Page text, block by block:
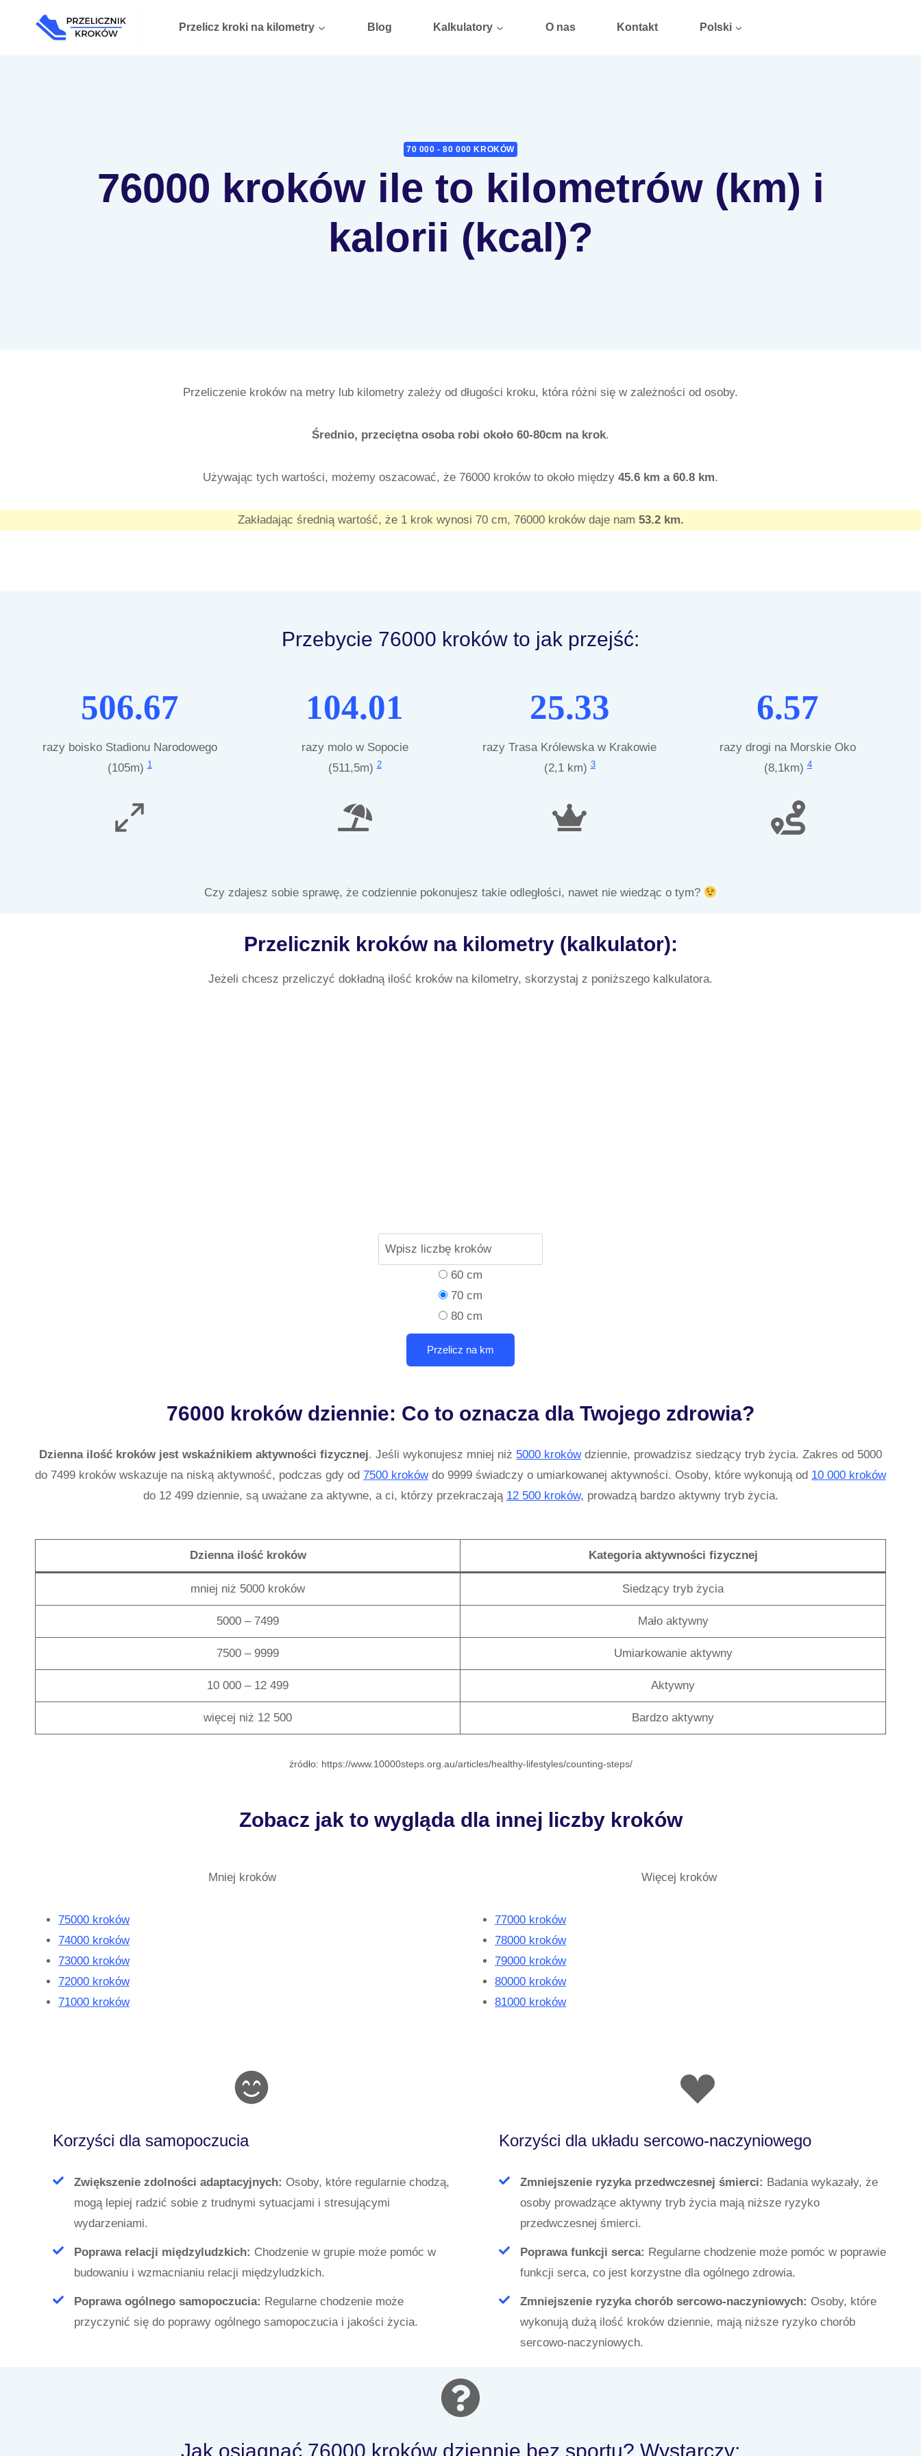
Przelicz kroki na kilometry Blog Kalkulatory O nas Kontakt Polski
70 000 - 80 000 KROKÓW
76000 kroków ile to kilometrów (km) i
kalorii (kcal)?
Przeliczenie kroków na metry lub kilometry zależy od długości kroku, która różni się w zależności od osoby.
Średnio, przeciętna osoba robi około 60-80cm na krok.
Używając tych wartości, możemy oszacować, że 76000 kroków to około między 45.6 km a 60.8 km.
Zakładając średnią wartość, że 1 krok wynosi 70 cm, 76000 kroków daje nam 53.2 km.
Przebycie 76000 kroków to jak przejść:
506.67
razy boisko Stadionu Narodowego
(105m)1
104.01
razy molo w Sopocie
(511,5m)2
25.33
razy Trasa Królewska w Krakowie
(2,1 km)3
6.57
razy drogi na Morskie Oko
(8,1km)4
Czy zdajesz sobie sprawę, że codziennie pokonujesz takie odległości, nawet nie wiedząc o tym?
Przelicznik kroków na kilometry (kalkulator):
Jeżeli chcesz przeliczyć dokładną ilość kroków na kilometry, skorzystaj z poniższego kalkulatora.
60 cm
70 cm
80 cm
76000 kroków dziennie: Co to oznacza dla Twojego zdrowia?
Dzienna ilość kroków jest wskaźnikiem aktywności fizycznej. Jeśli wykonujesz mniej niż 5000 krokówdziennie, prowadzisz siedzący tryb życia. Zakres od 5000
do 7499 kroków wskazuje na niską aktywność, podczas gdy od 7500 krokówdo 9999 świadczy o umiarkowanej aktywności. Osoby, które wykonują od 10 000 kroków
do 12 499 dziennie, są uważane za aktywne, a ci, którzy przekraczają 12 500 kroków, prowadzą bardzo aktywny tryb życia.
Dzienna ilość kroków Kategoria aktywności fizycznej
mniej niż 5000 kroków Siedzący tryb życia
5000 – 7499 Mało aktywny
7500 – 9999 Umiarkowanie aktywny
10 000 – 12 499 Aktywny
więcej niż 12 500 Bardzo aktywny
źródło: https://www.10000steps.org.au/articles/healthy-lifestyles/counting-steps/
Zobacz jak to wygląda dla innej liczby kroków
Mniej kroków
75000 kroków
74000 kroków
73000 kroków
72000 kroków
71000 kroków
Więcej kroków
77000 kroków
78000 kroków
79000 kroków
80000 kroków
81000 kroków
Korzyści dla samopoczucia
Zwiększenie zdolności adaptacyjnych: Osoby, które regularnie chodzą,
mogą lepiej radzić sobie z trudnymi sytuacjami i stresującymi
wydarzeniami.
Poprawa relacji międzyludzkich: Chodzenie w grupie może pomóc w
budowaniu i wzmacnianiu relacji międzyludzkich.
Poprawa ogólnego samopoczucia: Regularne chodzenie może
przyczynić się do poprawy ogólnego samopoczucia i jakości życia.
Korzyści dla układu sercowo-naczyniowego
Zmniejszenie ryzyka przedwczesnej śmierci: Badania wykazały, że
osoby prowadzące aktywny tryb życia mają niższe ryzyko
przedwczesnej śmierci.
Poprawa funkcji serca: Regularne chodzenie może pomóc w poprawie
funkcji serca, co jest korzystne dla ogólnego zdrowia.
Zmniejszenie ryzyka chorób sercowo-naczyniowych: Osoby, które
wykonują dużą ilość kroków dziennie, mają niższe ryzyko chorób
sercowo-naczyniowych.
Jak osiągnąć 76000 kroków dziennie bez sportu? Wystarczy: